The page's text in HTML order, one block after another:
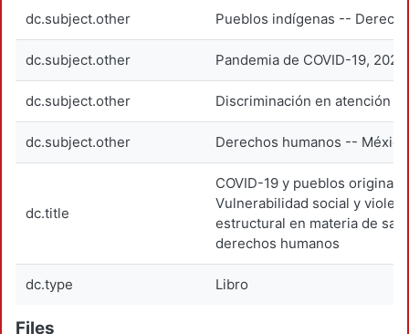
dc.subject.other Pueblos indígenas --
dc.subject.other Pandemia de COVID-19,
dc.subject.other Discriminación en atención
dc.subject.other Derechos humanos --
dc.title
COVID-19 y pueblos
Vulnerabilidad social y
estructural en materia de
derechos humanos
dc.type Libro
Files